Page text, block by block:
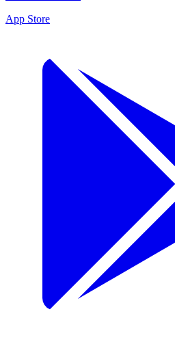
App Store